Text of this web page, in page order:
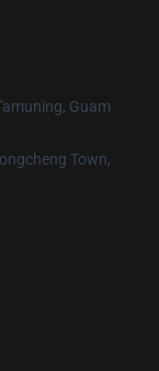
Guam
Town,